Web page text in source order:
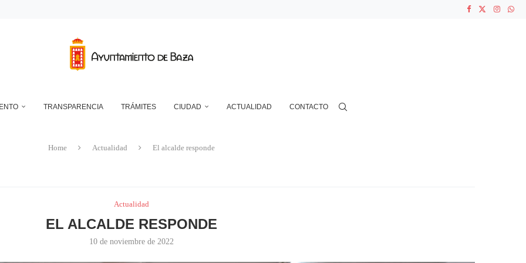
TRANSPARENCIA TRÁMITES CIUDAD ACTUALIDAD CONTACTO
Home Actualidad El alcalde responde
Actualidad
EL ALCALDE RESPONDE
10 de noviembre de 2022